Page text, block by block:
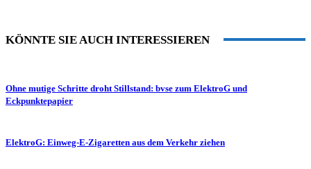
KÖNNTE SIE AUCH INTERESSIEREN
Ohne mutige Schritte droht Stillstand: bvse zum ElektroG und
Eckpunktepapier
ElektroG: Einweg-E-Zigaretten aus dem Verkehr ziehen